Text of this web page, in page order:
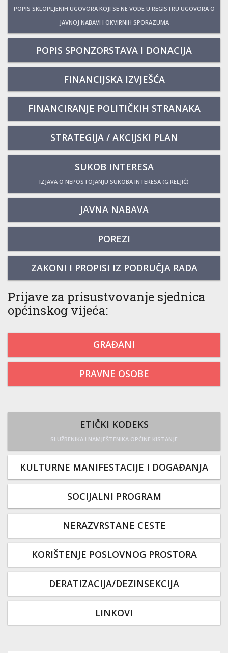
POPIS SKLOPLJENIH UGOVORA KOJI SE NE VODE U REGISTRU UGOVORA O
JAVNOJ NABAVI I OKVIRNIH SPORAZUMA
POPIS SPONZORSTAVA I DONACIJA
FINANCIJSKA IZVJEŠĆA
FINANCIRANJE POLITIČKIH STRANAKA
STRATEGIJA / AKCIJSKI PLAN
SUKOB INTERESA
IZJAVA O NEPOSTOJANJU SUKOBA INTERESA (G.RELJIĆ)
JAVNA NABAVA
POREZI
ZAKONI I PROPISI IZ PODRUČJA RADA
Prijave za prisustvovanje sjednica
općinskog vijeća:
GRAĐANI
PRAVNE OSOBE
ETIČKI KODEKS
SLUŽBENIKA I NAMJEŠTENIKA OPĆINE KISTANJE
KULTURNE MANIFESTACIJE I DOGAĐANJA
SOCIJALNI PROGRAM
NERAZVRSTANE CESTE
KORIŠTENJE POSLOVNOG PROSTORA
DERATIZACIJA/DEZINSEKCIJA
LINKOVI